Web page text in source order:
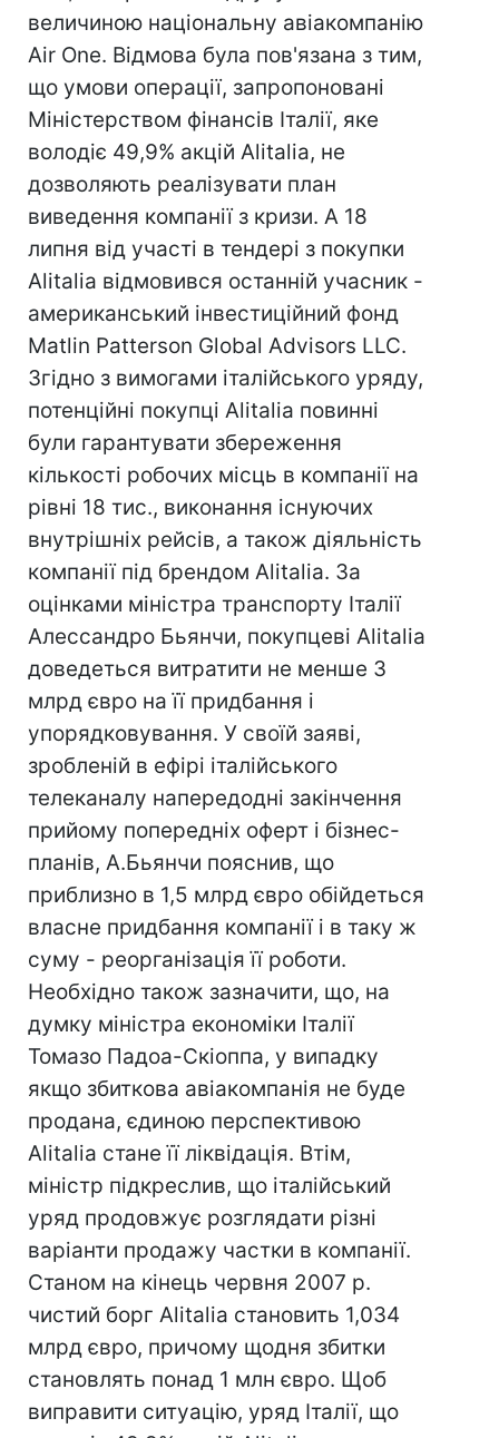
величиною національну авіакомпанію
Air One. Відмова була пов'язана з тим,
що умови операції, запропоновані
Міністерством фінансів Італії, яке
володіє 49,9% акцій Alitalia, не
дозволяють реалізувати план
виведення компанії з кризи. А 18
липня від участі в тендері з покупки
Alitalia відмовився останній учасник -
американський інвестиційний фонд
Matlin Patterson Global Advisors LLC.
Згідно з вимогами італійського уряду,
потенційні покупці Alitalia повинні
були гарантувати збереження
кількості робочих місць в компанії на
рівні 18 тис., виконання існуючих
внутрішніх рейсів, а також діяльність
компанії під брендом Alitalia. За
оцінками міністра транспорту Італії
Алессандро Бьянчи, покупцеві Alitalia
доведеться витратити не менше 3
млрд євро на її придбання і
упорядковування. У своїй заяві,
зробленій в ефірі італійського
телеканалу напередодні закінчення
прийому попередніх оферт і бізнес-
планів, А.Бьянчи пояснив, що
приблизно в 1,5 млрд євро обійдеться
власне придбання компанії і в таку ж
суму - реорганізація її роботи.
Необхідно також зазначити, що, на
думку міністра економіки Італії
Томазо Падоа-Скіоппа, у випадку
якщо збиткова авіакомпанія не буде
продана, єдиною перспективою
Alitalia стане її ліквідація. Втім,
міністр підкреслив, що італійський
уряд продовжує розглядати різні
варіанти продажу частки в компанії.
Станом на кінець червня 2007 р.
чистий борг Alitalia становить 1,034
млрд євро, причому щодня збитки
становлять понад 1 млн євро. Щоб
виправити ситуацію, уряд Італії, що